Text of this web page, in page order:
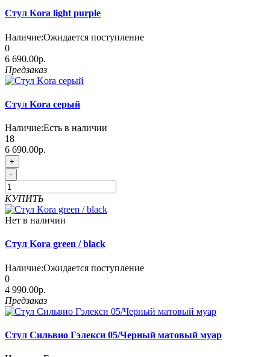
Стул Kora light purple
Наличие:Ожидается поступление
0
6 690.00р.
Предзаказ
Стул Kora серый
Наличие:Есть в наличии
18
6 690.00р.
+
-
КУПИТЬ
Нет в наличии
Стул Kora green / black
Наличие:Ожидается поступление
0
4 990.00р.
Предзаказ
Стул Сильвио Гэлекси 05/Черный матовый муар